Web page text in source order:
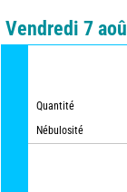
Comparateur
Vendredi 7 aoû
Quantité
Nébulosité